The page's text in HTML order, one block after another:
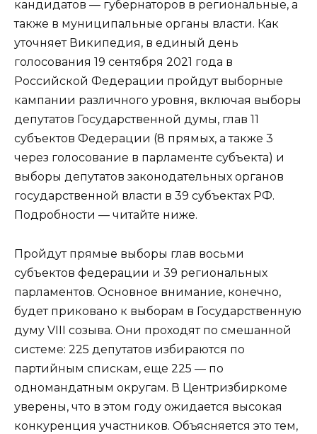
кандидатов — губернаторов в региональные, а
также в муниципальные органы власти. Как
уточняет Википедия, в единый день
голосования 19 сентября 2021 года в
Российской Федерации пройдут выборные
кампании различного уровня, включая выборы
депутатов Государственной думы, глав 11
субъектов Федерации (8 прямых, а также 3
через голосование в парламенте субъекта) и
выборы депутатов законодательных органов
государственной власти в 39 субъектах РФ.
Подробности — читайте ниже.
Пройдут прямые выборы глав восьми
субъектов федерации и 39 региональных
парламентов. Основное внимание, конечно,
будет приковано к выборам в Государственную
думу VIII созыва. Они проходят по смешанной
системе: 225 депутатов избираются по
партийным спискам, еще 225 — по
одномандатным округам. В Центризбиркоме
уверены, что в этом году ожидается высокая
конкуренция участников. Объясняется это тем,